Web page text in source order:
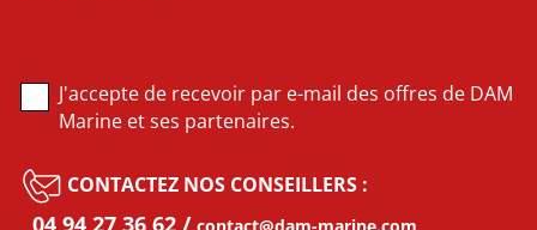
J'accepte de recevoir par e-mail des offres de DAM
Marine et ses partenaires.
CONTACTEZ NOS CONSEILLERS :
04 94 27 36 62